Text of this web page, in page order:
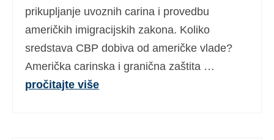
prikupljanje uvoznih carina i provedbu
američkih imigracijskih zakona. Koliko
sredstava CBP dobiva od američke vlade?
Američka carinska i granična zaštita …
pročitajte više